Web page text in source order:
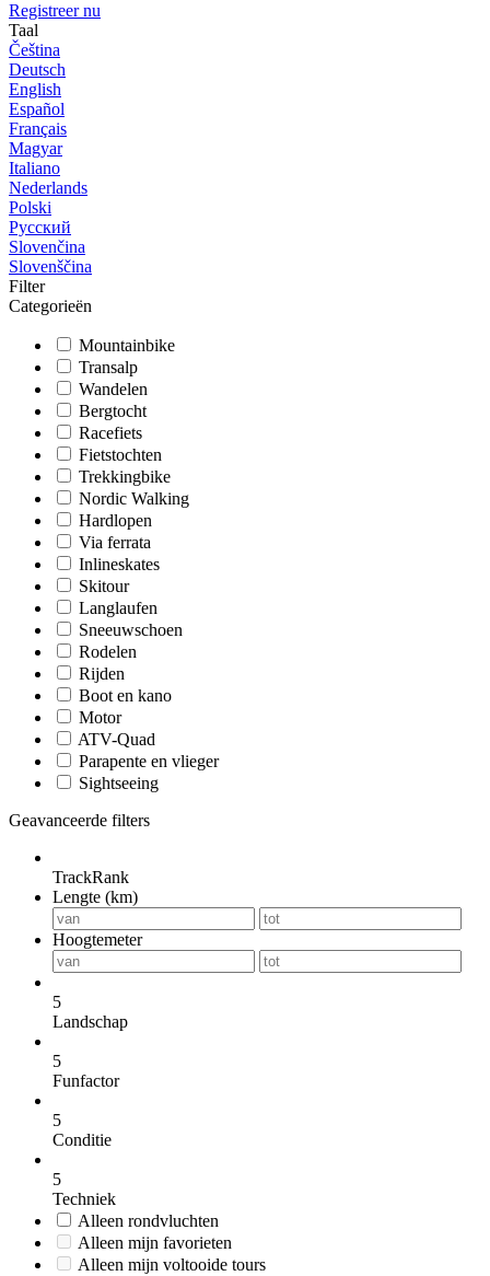
Registreer nu
Taal
Čeština
Deutsch
English
Español
Français
Magyar
Italiano
Nederlands
Polski
Русский
Slovenčina
Slovenščina
Filter
Categorieën
Mountainbike
Transalp
Wandelen
Bergtocht
Racefiets
Fietstochten
Trekkingbike
Nordic Walking
Hardlopen
Via ferrata
Inlineskates
Skitour
Langlaufen
Sneeuwschoen
Rodelen
Rijden
Boot en kano
Motor
ATV-Quad
Parapente en vlieger
Sightseeing
Geavanceerde filters
TrackRank
Lengte (km)
Hoogtemeter
5
Landschap
5
Funfactor
5
Conditie
5
Techniek
Alleen rondvluchten
Alleen mijn favorieten
Alleen mijn voltooide tours